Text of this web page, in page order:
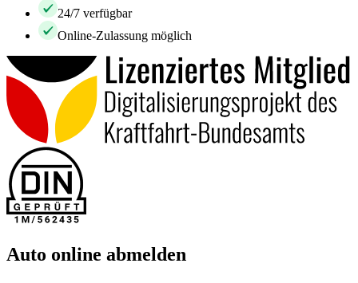
24/7 verfügbar
Online-Zulassung möglich
Auto online abmelden